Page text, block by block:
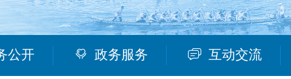
公开 政务服务 互动交流